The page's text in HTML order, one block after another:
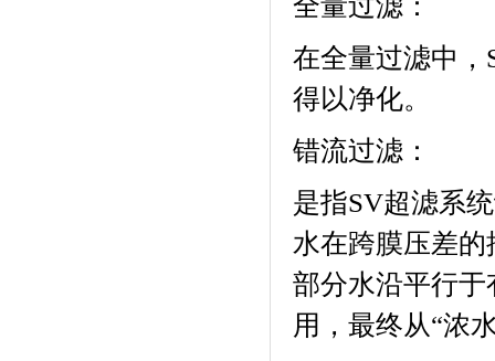
全量过滤：
在全量过滤中，
得以净化。
错流过滤：
是指SV超滤系
水在跨膜压差
部分水沿平行
用，最终从“浓